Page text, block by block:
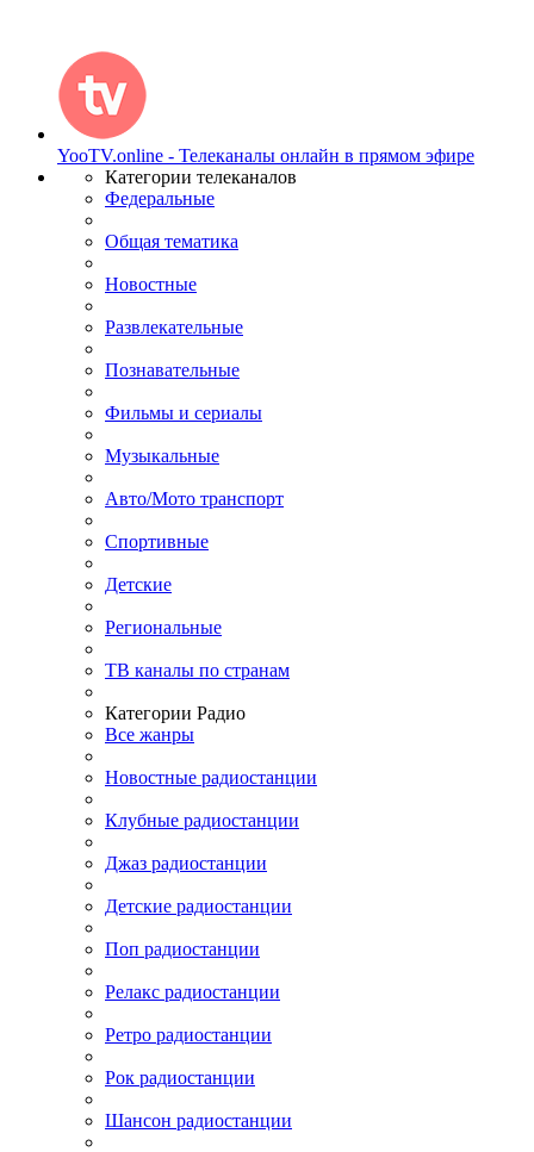
YooTV.online - Телеканалы онлайн в прямом эфире
Категории телеканалов
Федеральные
Общая тематика
Новостные
Развлекательные
Познавательные
Фильмы и сериалы
Музыкальные
Авто/Мото транспорт
Спортивные
Детские
Региональные
ТВ каналы по странам
Категории Радио
Все жанры
Новостные радиостанции
Клубные радиостанции
Джаз радиостанции
Детские радиостанции
Поп радиостанции
Релакс радиостанции
Ретро радиостанции
Рок радиостанции
Шансон радиостанции